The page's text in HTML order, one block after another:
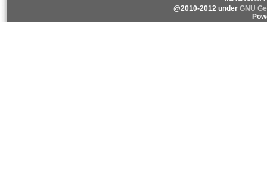
@2010-2012 under GNU